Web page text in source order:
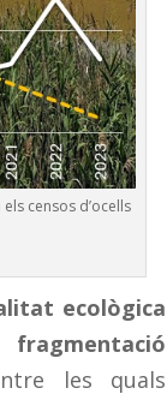
censos d’ocells
ecològica
les quals